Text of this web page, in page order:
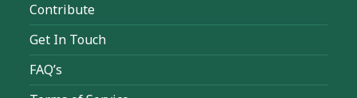
Contribute
Get In Touch
FAQ’s